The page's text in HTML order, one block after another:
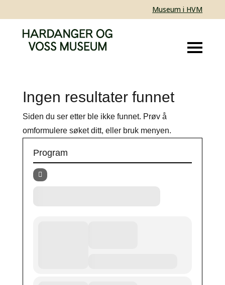
Museum i HVM
Ingen resultater funnet
Siden du ser etter ble ikke funnet. Prøv å
omformulere søket ditt, eller bruk menyen.
Program